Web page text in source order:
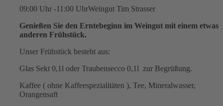
09:00 Uhr -11:00 UhrWeingut Tim Strasser
Genießen Sie den Erntebeginn im Weingut mit einem etwas
anderen Frühstück.
Unser Frühstück besteht aus:
Glas Sekt 0,1l oder Traubensecco 0,1l zur Begrüßung.
Kaffee ( ohne Kaffeespezialitäten ), Tee, Mineralwasser,
Orangensaft